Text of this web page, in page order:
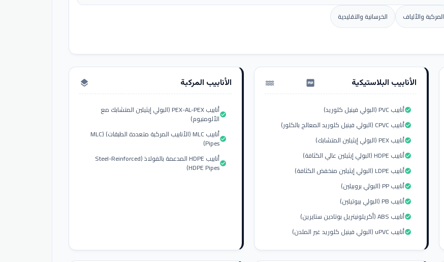
المركبة والألياف الخرسانية والتقليدية
الأنابيب البلاستيكية water_pump
أنابيب PVC (البولي فينيل كلوريد)check_circle
أنابيب CPVC (البولي فينيل كلوريد المعالج بالكلور)check_circle
أنابيب PEX (البولي إيثيلين المتشابك)check_circle
أنابيب HDPE (البولي إيثيلين عالي الكثافة)check_circle
أنابيب LDPE (البولي إيثيلين منخفض الكثافة)check_circle
أنابيب PP (البولي بروبيلين)check_circle
أنابيب PB (البولي بيوتيلين)check_circle
أنابيب ABS (أكريلونيتريل بوتادين ستايرين)check_circle
أنابيب uPVC (البولي فينيل كلوريد غير الملدن)check_circle
الأنابيب المركبة layers
أنابيب PEX-AL-PEX (البولي إيثيلين المتشابك مع
الألومنيوم)check_circle
أنابيب MLC (الأنابيب المركبة متعددة الطبقات) (MLC
Pipes)check_circle
أنابيب HDPE المدعمة بالفولاذ (Steel-Reinforced
HDPE Pipes)check_circle